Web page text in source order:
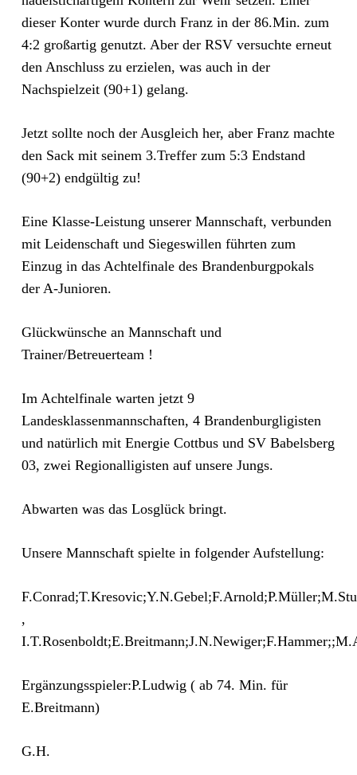
dieser Konter wurde durch Franz in der 86.Min. zum
4:2 großartig genutzt. Aber der RSV versuchte erneut
den Anschluss zu erzielen, was auch in der
Nachspielzeit (90+1) gelang.
Jetzt sollte noch der Ausgleich her, aber Franz machte
den Sack mit seinem 3.Treffer zum 5:3 Endstand
(90+2) endgültig zu!
Eine Klasse-Leistung unserer Mannschaft, verbunden
mit Leidenschaft und Siegeswillen führten zum
Einzug in das Achtelfinale des Brandenburgpokals
der A-Junioren.
Glückwünsche an Mannschaft und
Trainer/Betreuerteam !
Im Achtelfinale warten jetzt 9
Landesklassenmannschaften, 4 Brandenburgligisten
und natürlich mit Energie Cottbus und SV Babelsberg
03, zwei Regionalligisten auf unsere Jungs.
Abwarten was das Losglück bringt.
Unsere Mannschaft spielte in folgender Aufstellung:
,
Ergänzungsspieler:P.Ludwig ( ab 74. Min. für
E.Breitmann)
G.H.